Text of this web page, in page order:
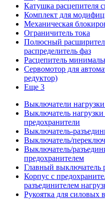
Катушка расцепителя
Комплект для
Механическая
Ограничитель тока
Полюсный
распределитель фаз
Расцепитель
Сервомотор для
редуктор)
Еще 3
Выключатели
Выключатель
предохранители
Выключатель-
Выключатель/
Выключатель/
предохранителем
Главный выключатель
Корпус с
разъединителем
Рукоятка для силовых